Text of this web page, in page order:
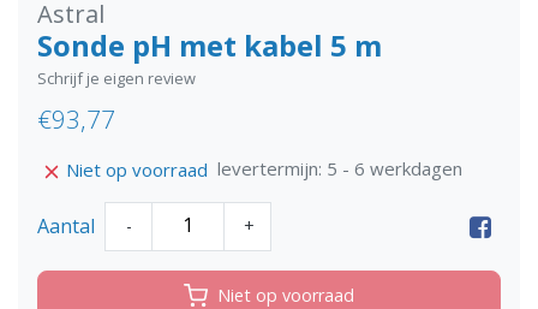
Astral
Sonde pH met kabel 5 m
Schrijf je eigen review
€93,77
Niet op voorraad levertermijn: 5 - 6 werkdagen
Aantal - +
Niet op voorraad